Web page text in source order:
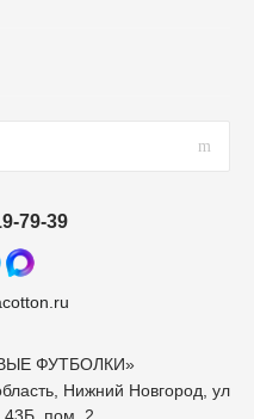
79-39
ФУТБОЛКИ»
Нижний Новгород, ул